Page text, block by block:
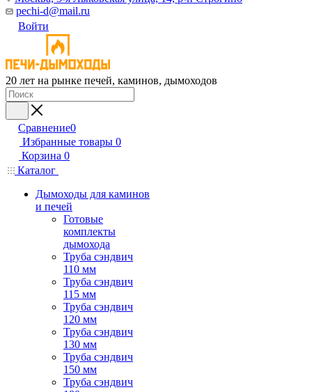
pechi-d@mail.ru
Войти
20 лет на рынке печей, каминов, дымоходов
Сравнение0
Избранные товары 0
Корзина 0
Каталог
Дымоходы для каминов
и печей
Готовые
комплекты
дымохода
Труба сэндвич
110 мм
Труба сэндвич
115 мм
Труба сэндвич
120 мм
Труба сэндвич
130 мм
Труба сэндвич
150 мм
Труба сэндвич